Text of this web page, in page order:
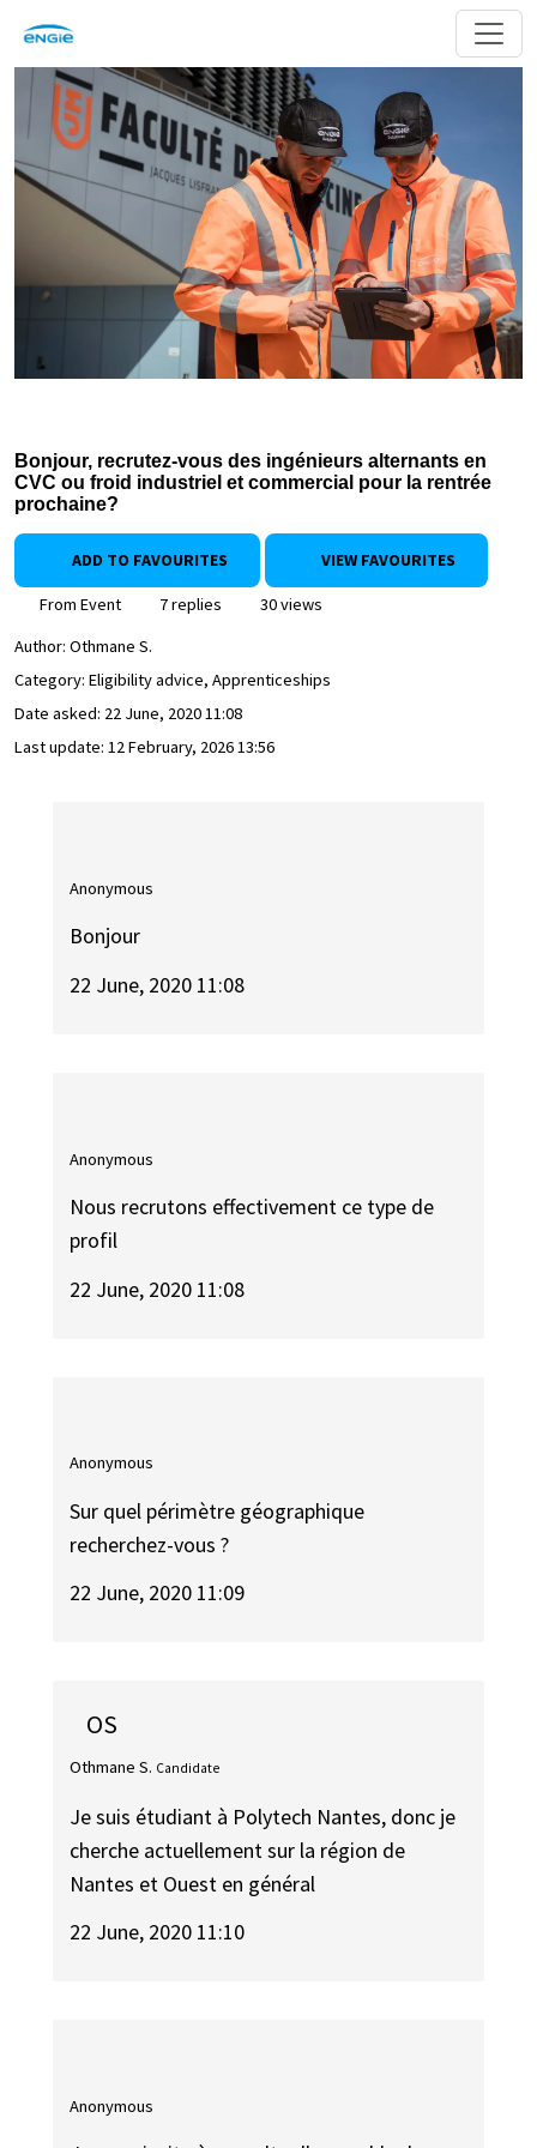
Bonjour, recrutez-vous des ingénieurs alternants en
CVC ou froid industriel et commercial pour la rentrée
prochaine?
ADD TO FAVOURITES VIEW FAVOURITES
From Event 7 replies
30 views
Author: Othmane S.
Category: Eligibility advice, Apprenticeships
Date asked: 22 June, 2020 11:08
Last update: 12 February, 2026 13:56
Anonymous
Bonjour
22 June, 2020 11:08
Anonymous
Nous recrutons effectivement ce type de
profil
22 June, 2020 11:08
Anonymous
Sur quel périmètre géographique
recherchez-vous ?
22 June, 2020 11:09
OS
Othmane S. Candidate
Je suis étudiant à Polytech Nantes, donc je
cherche actuellement sur la région de
Nantes et Ouest en général
22 June, 2020 11:10
Anonymous